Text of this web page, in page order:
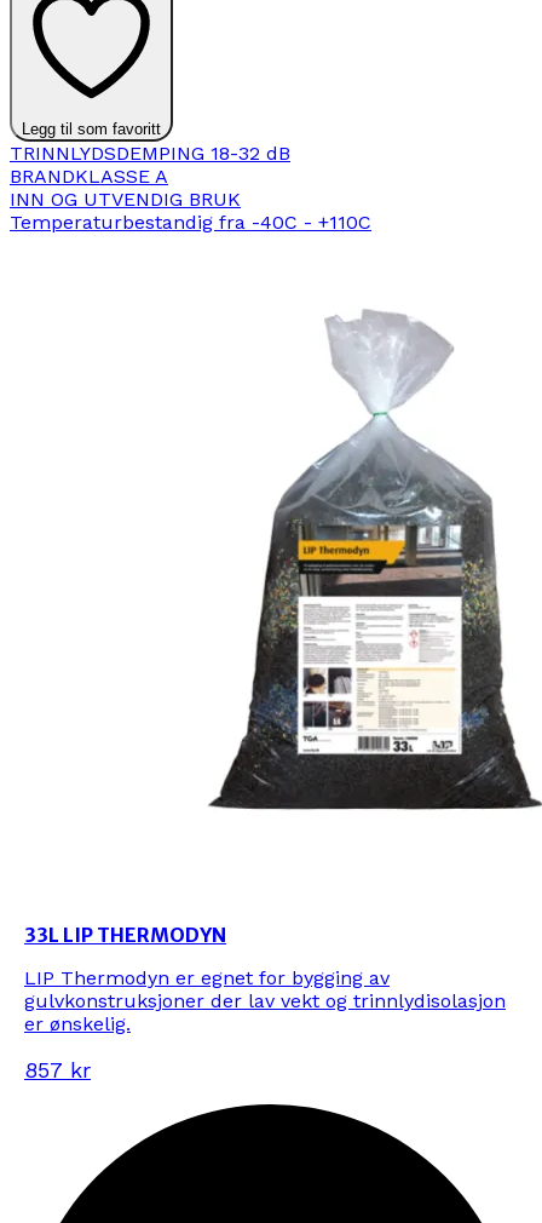
Legg til som favoritt
TRINNLYDSDEMPING 18-32 dB
BRANDKLASSE A
INN OG UTVENDIG BRUK
Temperaturbestandig fra -40C - +110C
33L LIP THERMODYN
LIP Thermodyn er egnet for bygging av
gulvkonstruksjoner der lav vekt og trinnlydisolasjon
er ønskelig.
857 kr